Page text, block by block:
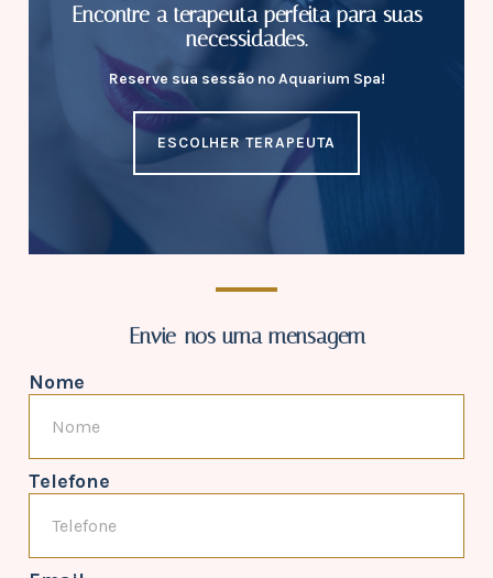
Encontre a terapeuta perfeita para suas
necessidades.
Reserve sua sessão no Aquarium Spa!
ESCOLHER TERAPEUTA
Envie-nos uma mensagem
Nome
Telefone